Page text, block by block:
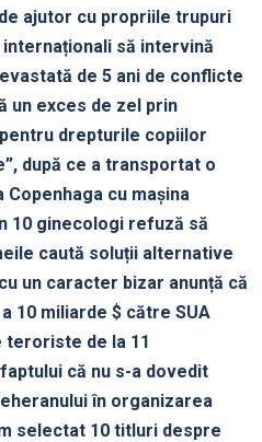
ajutor cu propriile trupuri
să intervină
de 5 ani de conflicte
un exces de zel prin
drepturile copiilor
după ce a transportat o
cu mașina
10 ginecologi refuză să
caută soluții alternative
un caracter bizar anunță că
10 miliarde $ către SUA
teroriste de la 11
că nu s-a dovedit
în organizarea
selectat 10 titluri despre